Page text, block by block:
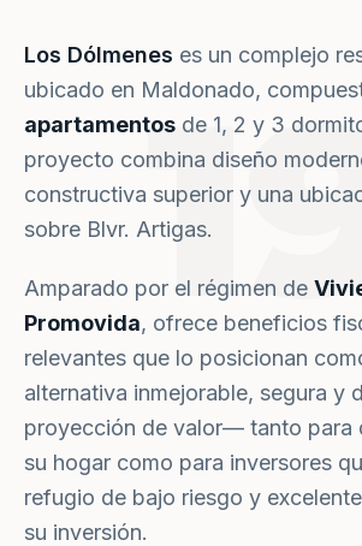
Los Dólmenes es un complejo
ubicado en Maldonado,
apartamentos de 1, 2 y 3
proyecto combina diseño
constructiva superior y una
sobre Blvr. Artigas.
Amparado por el régimen de
Promovida, ofrece beneficios
relevantes que lo posicionan
alternativa inmejorable, segura y
proyección de valor— tanto para
su hogar como para inversores
refugio de bajo riesgo y
su inversión.